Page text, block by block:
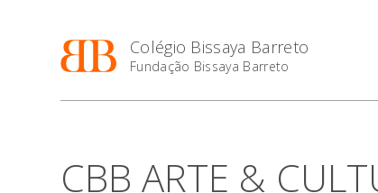
Colégio Bissaya Barreto
Fundação Bissaya Barreto
CBB ARTE &